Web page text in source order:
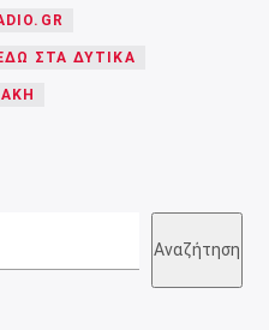
ΣΤΑ ΔΥΤΙΚΑ
Αναζήτηση